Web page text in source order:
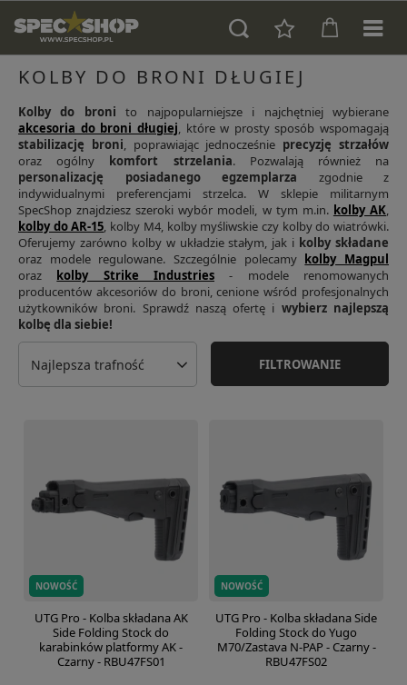
KOLBY DO BRONI DŁUGIEJ
Kolby do broni to najpopularniejsze i najchętniej wybierane
akcesoria do broni długiej, które w prosty sposób wspomagają
stabilizację broni, poprawiając jednocześnie precyzję strzałów
oraz ogólny komfort strzelania. Pozwalają również na
personalizację posiadanego egzemplarza zgodnie z
indywidualnymi preferencjami strzelca. W sklepie militarnym
SpecShop znajdziesz szeroki wybór modeli, w tym m.in. kolby AK,
kolby do AR-15, kolby M4, kolby myśliwskie czy kolby do wiatrówki.
Oferujemy zarówno kolby w układzie stałym, jak i kolby składane
oraz modele regulowane. Szczególnie polecamy kolby Magpul
oraz kolby Strike Industries - modele renomowanych
producentów akcesoriów do broni, cenione wśród profesjonalnych
użytkowników broni. Sprawdź naszą ofertę i wybierz najlepszą
kolbę dla siebie!
Najlepsza trafność FILTROWANIE
NOWOŚĆ
UTG Pro - Kolba składana AK
Side Folding Stock do
karabinków platformy AK -
Czarny - RBU47FS01
NOWOŚĆ
UTG Pro - Kolba składana Side
Folding Stock do Yugo
M70/Zastava N-PAP - Czarny -
RBU47FS02